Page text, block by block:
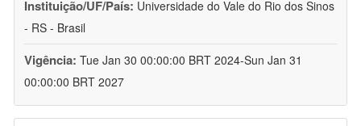
Instituição/UF/País: Universidade do Vale do Rio dos Sinos
- RS - Brasil
Vigência: Tue Jan 30 00:00:00 BRT 2024-Sun Jan 31
00:00:00 BRT 2027